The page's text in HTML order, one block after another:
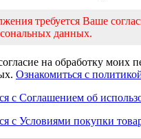
требуется Ваше
данных.
на обработку моих
Ознакомиться с
с Соглашением об
с Условиями покупки